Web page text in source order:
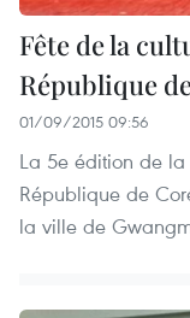
Fête de la
République
01/09/2015 09:56
La 5e édition de
République de
la ville de